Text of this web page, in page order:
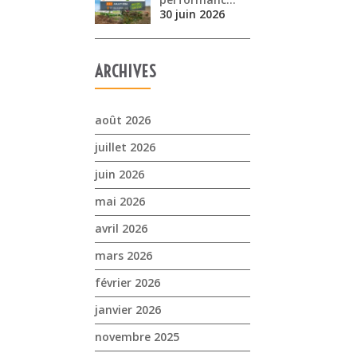
30 juin 2026
ARCHIVES
août 2026
juillet 2026
juin 2026
mai 2026
avril 2026
mars 2026
février 2026
janvier 2026
novembre 2025